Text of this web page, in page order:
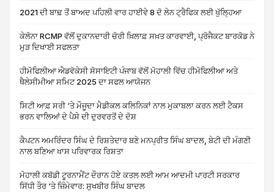
2021 ਦੀ ਬਾਢ਼ ਤੋਂ ਬਾਅਦ ਪਹਿਲੀ ਵਾਰ ਹਾਈਵੇ 8 ਦੋ ਲੇਨ ਟ੍ਰੈਫਿਕ ਲਈ ਖੁੱਲ੍ਹਿਆ
ਕੇਲੋਨਾ RCMP ਵੱਲੋਂ ਦੁਕਾਨਦਾਰੀ ਚੋਰੀ ਖ਼ਿਲਾਫ਼ ਸਖ਼ਤ ਕਾਰਵਾਈ, ਪ੍ਰੋਜੈਕਟ ਬਾਰਕੋਡ ਨੇ
ਮੁੜ ਦਿਖਾਈ ਸਫਲਤਾ
ਹੀਮੋਫਿਲੀਆ ਐਡਵੋਕੇਸੀ ਸੋਸਾਇਟੀ ਪੰਜਾਬ ਵੱਲੋਂ ਮੋਹਾਲੀ ਵਿੱਚ ਹੀਮੋਫਿਲੀਆ ਅਤੇ
ਥੈਲੇਸੀਮੀਆ ਸਮਿਟ 2025 ਦਾ ਸਫਲ ਆਯੋਜਨ
ਸਿਟੀ ਆਫ਼ ਸਰੀ ‘ਤੇ ਮੌਜੂਦਾ ਮੈਡੀਕਲ ਕਲਿਨਿਕਾਂ ਨਾਲ ਮੁਕਾਬਲਾ ਕਰਨ ਲਈ ਟੈਕਸ
ਭਰਨ ਵਾਲਿਆਂ ਦੇ ਪੈਸੇ ਦੀ ਦੁਰਵਰਤੋਂ ਦੇ ਦੋਸ਼
ਕੈਪਟਨ ਅਮਰਿੰਦਰ ਸਿੰਘ ਦੇ ਰਿਸ਼ਤੇਦਾਰ ਬਣੇ ਮਨਪ੍ਰੀਤ ਸਿੰਘ ਬਾਦਲ, ਬੇਟੀ ਦੀ ਮੰਗਣੀ
ਨਾਲ ਬਣਿਆ ਖਾਸ ਪਰਿਵਾਰਕ ਰਿਸ਼ਤਾ
ਮੋਹਾਲੀ ਕਬੱਡੀ ਟੂਰਨਾਮੈਂਟ ਦੌਰਾਨ ਹੋਏ ਕਤਲ ਲਈ ਆਮ ਆਦਮੀ ਪਾਰਟੀ ਸਰਕਾਰ
ਸਿੱਧੀ ਤੌਰ ‘ਤੇ ਜ਼ਿੰਮੇਵਾਰ: ਸੁਖਬੀਰ ਸਿੰਘ ਬਾਦਲ